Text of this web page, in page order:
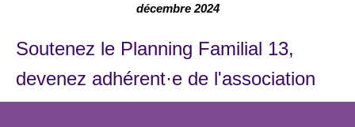
décembre 2024
Soutenez le Planning Familial 13,
devenez adhérent·e de l'association